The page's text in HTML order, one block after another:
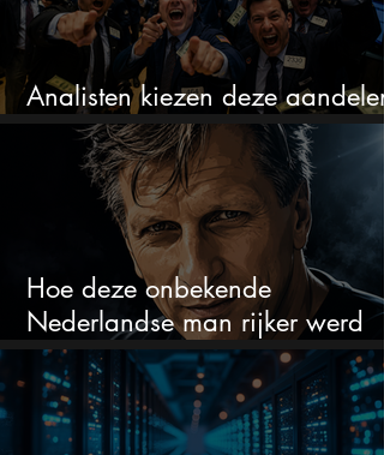
Analisten kiezen deze aandelen
die nu hard kunnen stijgen
Hoe deze onbekende
Nederlandse man rijker werd
dan Warren Buffett